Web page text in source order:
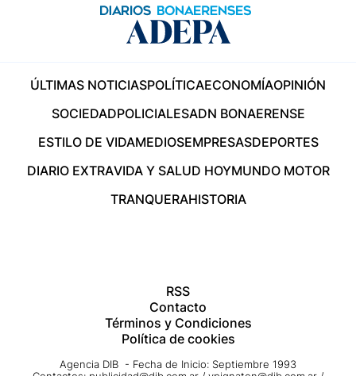
ÚLTIMAS NOTICIASPOLÍTICAECONOMÍAOPINIÓN
SOCIEDADPOLICIALESADN BONAERENSE
ESTILO DE VIDAMEDIOSEMPRESASDEPORTES
DIARIO EXTRAVIDA Y SALUD HOYMUNDO MOTOR
TRANQUERAHISTORIA
RSS
Contacto
Términos y Condiciones
Política de cookies
Agencia DIB - Fecha de Inicio: Septiembre 1993